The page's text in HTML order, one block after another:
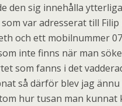
den sig innehålla
var adresserat till Filip
och ett mobilnummer
inte finns när man
som fanns i det
så därför blev jag ännu
hur tusan man kunnat